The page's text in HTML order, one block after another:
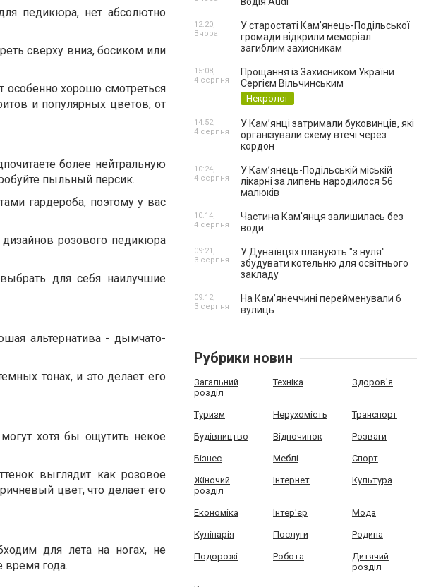
педикюра, нет абсолютно
сверху вниз, босиком или
особенно хорошо смотреться
и популярных цветов, от
более нейтральную
пыльный персик.
гардероба, поэтому у вас
розового педикюра
для себя наилучшие
альтернатива - дымчато-
тонах, и это делает его
хотя бы ощутить некое
выглядит как розовое
цвет, что делает его
для лета на ногах, не
время года.
У старостаті Кам’янець-Подільської
громади відкрили меморіал
загиблим захисникам
12:20,
Вчора
Прощання із Захисником України
Сергієм Вільчинським
Некролог
15:08,
4 серпня
У Кам’янці затримали буковинців, які
організували схему втечі через
кордон
14:52,
4 серпня
У Кам’янець-Подільській міській
лікарні за липень народилося 56
малюків
10:24,
4 серпня
Частина Кам'янця залишилась без
води
10:14,
4 серпня
У Дунаївцях планують "з нуля"
збудувати котельню для освітнього
закладу
09:21,
3 серпня
На Камʼянеччині перейменували 6
вулиць
09:12,
3 серпня
Рубрики новин
Загальний
розділ
Техніка Здоров'я
Туризм Нерухомість Транспорт
Будівництво Відпочинок Розваги
Бізнес Меблі Спорт
Жіночий
розділ
Інтернет Культура
Економіка Інтер'єр Мода
Кулінарія Послуги Родина
Подорожі Робота
Дитячий
розділ